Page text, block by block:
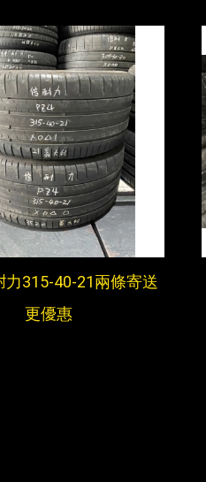
力315-40-21兩條寄送
更優惠